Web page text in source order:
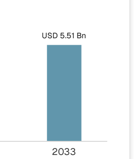
USD 5.51 Bn
2033